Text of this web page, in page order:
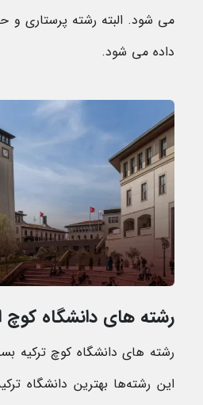
می شود. البته رشته پرستاری و
داده می شود.
رشته های دانشگاه کوچ
رشته های دانشگاه کوچ ترکیه
این رشته‌ها بهترین دانشگاه